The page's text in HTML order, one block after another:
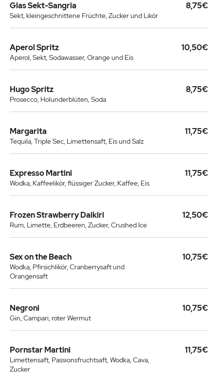
Glas Sekt-Sangria
Sekt, kleingeschnittene Früchte, Zucker und Likör
8,75€
Aperol Spritz
Aperol, Sekt, Sodawasser, Orange und Eis
10,50€
Hugo Spritz
Prosecco, Holunderblüten, Soda
8,75€
Margarita
Tequila, Triple Sec, Limettensaft, Eis und Salz
11,75€
Expresso Martini
Wodka, Kaffeelikör, flüssiger Zucker, Kaffee, Eis
11,75€
Frozen Strawberry Daikiri
Rum, Limette, Erdbeeren, Zucker, Crushed Ice
12,50€
Sex on the Beach
Wodka, Pfirsichlikör, Cranberrysaft und
Orangensaft
10,75€
Negroni
Gin, Campari, roter Wermut
10,75€
Pornstar Martini
Limettensaft, Passionsfruchtsaft, Wodka, Cava,
Zucker
11,75€